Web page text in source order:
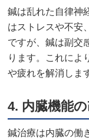
鍼は乱れた自律神
はストレスや不安
ですが、鍼は副交
ります。これによ
や疲れを解消しま
4. 内臓機能
鍼治療は内臓の働